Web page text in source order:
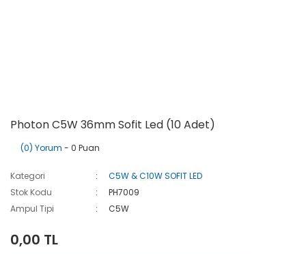
Photon C5W 36mm Sofit Led (10 Adet)
(0) Yorum - 0 Puan
Kategori
C5W & C10W SOFIT LED
Stok Kodu
PH7009
Ampul Tipi
C5W
0,00 TL